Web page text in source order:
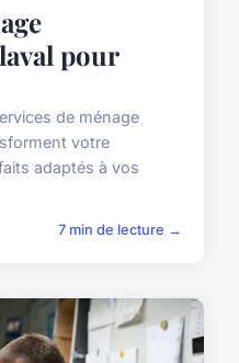
pour
de ménage
votre
adaptés à vos
7 min de lecture →